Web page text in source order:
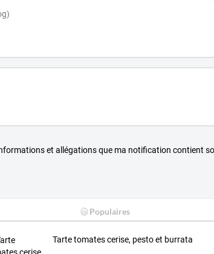
et allégations que ma notification contient
Populaires
Tarte tomates cerise, pesto et burrata